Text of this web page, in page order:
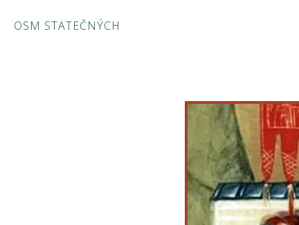
OSM STATEČNÝCH